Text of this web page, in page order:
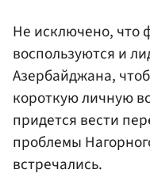
Не исключено, что
воспользуются и
Азербайджана,
короткую личную
придется вести
проблемы
встречались.